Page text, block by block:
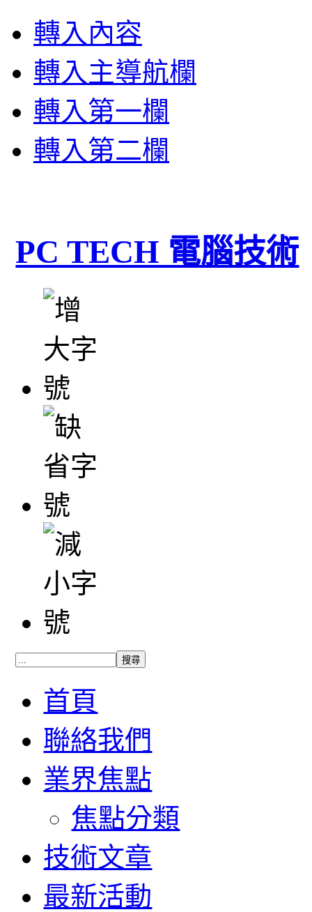
轉入內容
轉入主導航欄
轉入第一欄
轉入第二欄
PC TECH 電腦技術
首頁
聯絡我們
業界焦點
焦點分類
技術文章
最新活動